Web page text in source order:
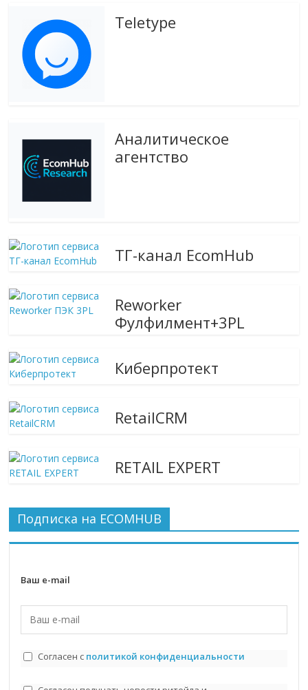
Teletype
Аналитическое
агентство
ТГ-канал EcomHub
Reworker
Фулфилмент+3PL
Киберпротект
RetailCRM
RETAIL EXPERT
Подписка на ECOMHUB
Ваш e-mail
Согласен с политикой конфиденциальности